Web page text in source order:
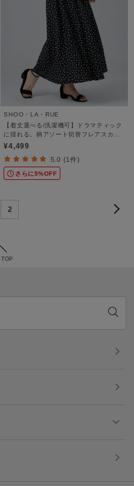
SHOO・LA・RUE
【着丈選べる/洗濯機可】ドラマティック
に揺れる。柄アソート切替フレアスカー
ト
¥4,499
5.0 (1件)
さらに5%OFF
2
TOP